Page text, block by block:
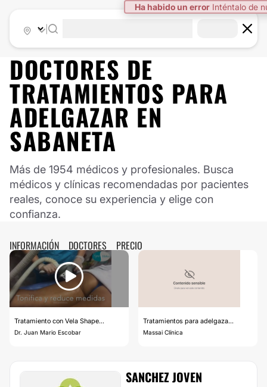
Ha habido un error Inténtalo de
DOCTORES DE
TRATAMIENTOS PARA
ADELGAZAR EN
SABANETA
Más de 1954 médicos y profesionales. Busca
médicos y clínicas recomendadas por pacientes
reales, conoce su experiencia y elige con
confianza.
INFORMACIÓN DOCTORES PRECIO
Tratamiento con Vela Shape...
Dr. Juan Mario Escobar
Tratamientos para adelgaza...
Massai Clínica
SANCHEZ JOVEN